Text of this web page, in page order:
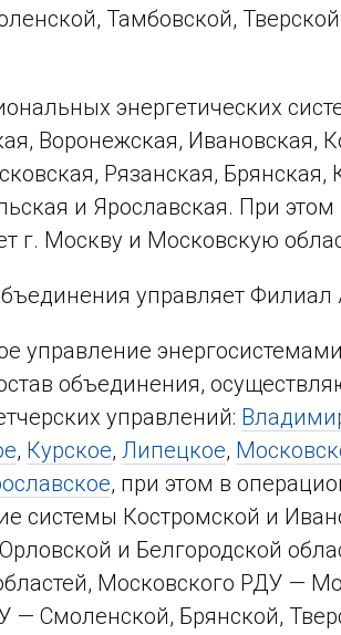
Тамбовской,
энергетических
Воронежская, Ивановская,
Рязанская, Брянская,
и Ярославская. При
г. Москву и Московскую
управляет Филиал
управление
объединения,
управлений:
, Курское, Липецкое,
, при этом в
системы Костромской и
и Белгородской
Московского РДУ —
— Смоленской, Брянской,